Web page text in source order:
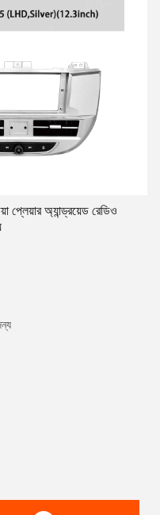
প্লেয়ার অ্যান্ড্রয়েড রেডিও